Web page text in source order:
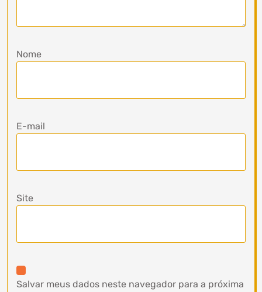
Nome
E-mail
Site
Salvar meus dados neste navegador para a próxima